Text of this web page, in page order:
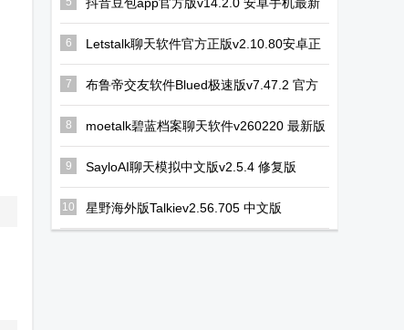
抖音豆包app官方版v14.2.0 安卓手机最新
版
6
Letstalk聊天软件官方正版v2.10.80安卓正
版
7
布鲁帝交友软件Blued极速版v7.47.2 官方
最新版
8 moetalk碧蓝档案聊天软件v260220 最新版
9 SayloAI聊天模拟中文版v2.5.4 修复版
10 星野海外版Talkiev2.56.705 中文版